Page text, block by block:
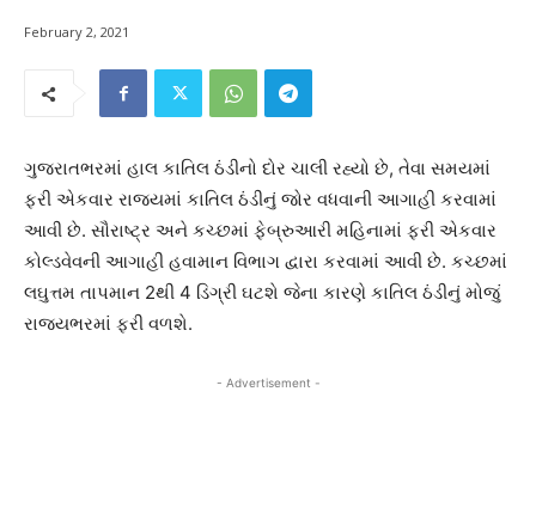
February 2, 2021
ગુજરાતભરમાં હાલ કાતિલ ઠંડીનો દોર ચાલી રહ્યો છે, તેવા સમયમાં
ફરી એકવાર રાજ્યમાં કાતિલ ઠંડીનું જોર વધવાની આગાહી કરવામાં
આવી છે. સૌરાષ્ટ્ર અને કચ્છમાં ફેબ્રુઆરી મહિનામાં ફરી એકવાર
કોલ્ડવેવની આગાહી હવામાન વિભાગ દ્વારા કરવામાં આવી છે. કચ્છમાં
લઘુત્તમ તાપમાન 2થી 4 ડિગ્રી ઘટશે જેના કારણે કાતિલ ઠંડીનું મોજું
રાજ્યભરમાં ફરી વળશે.
- Advertisement -